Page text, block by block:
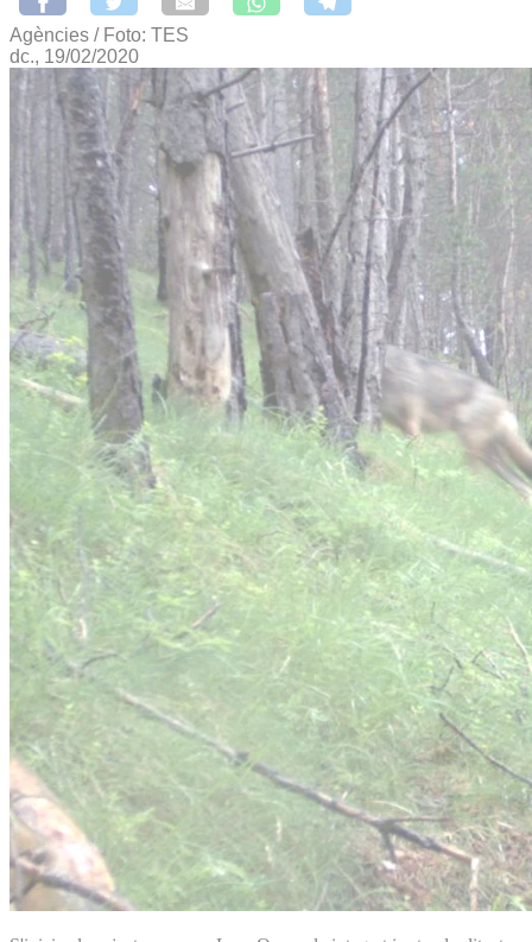
Agències / Foto: TES
dc., 19/02/2020